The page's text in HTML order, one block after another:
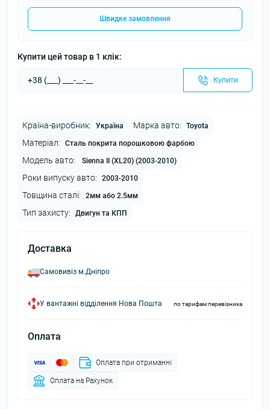
Швидке замовлення
Купити цей товар в 1 клік:
Купити
Країна-виробник: Україна Марка авто: Toyota
Матеріал: Сталь покрита порошковою фарбою
Модель авто: Sienna II (XL20) (2003-2010)
Роки випуску авто: 2003-2010
Товщина сталі: 2мм або 2.5мм
Тип захисту: Двигун та КПП
Доставка
Самовивіз м.Дніпро
У вантажні відділення Нова Пошта по тарифам перевізника
Оплата
Оплата при отриманні
Оплата на Рахунок